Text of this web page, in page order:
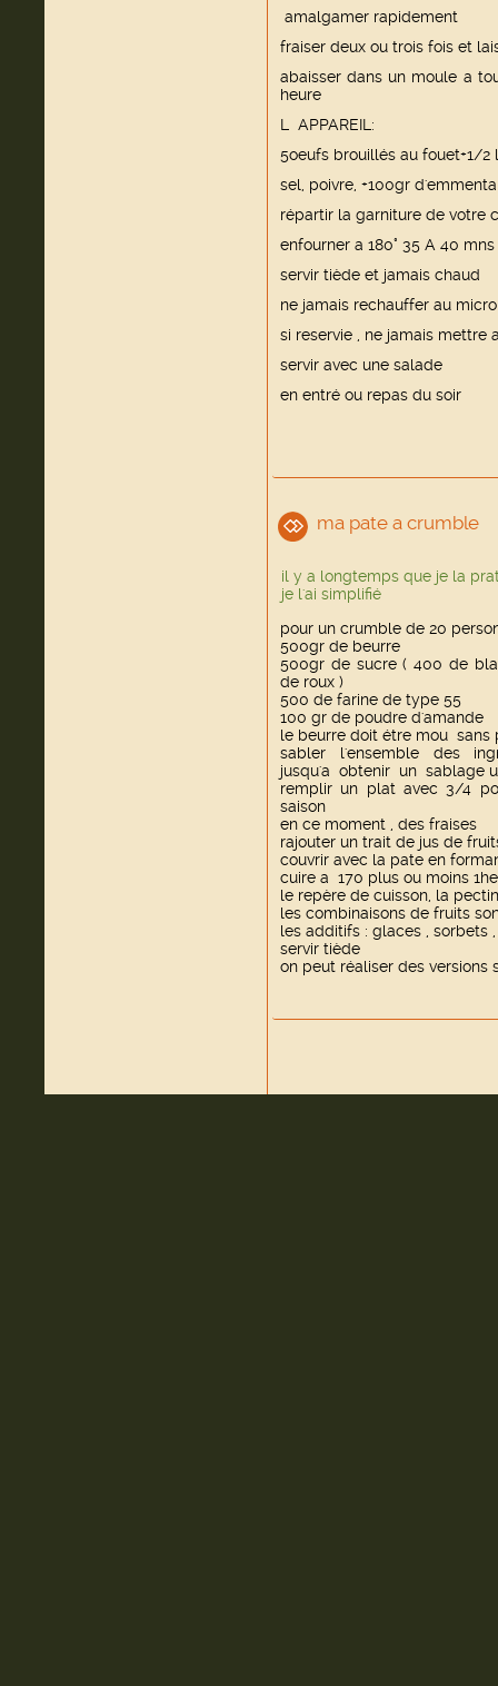
amalgamer rapidement
fraiser deux ou trois fois et
abaisser dans un moule a
heure
L APPAREIL:
5oeufs brouillés au fouet+1/
sel, poivre, +100gr
répartir la garniture de votre
enfourner a 180° 35 A 40
servir tiède et jamais chaud
ne jamais rechauffer au
si reservie , ne jamais mettre
servir avec une salade
en entré ou repas du soir
ma pate a crumble
il y a longtemps que je la
je l'ai simplifié
pour un crumble de 20
500gr de beurre
500gr de sucre ( 400 de
de roux )
500 de farine de type 55
100 gr de poudre d'amande
le beurre doit étre mou sans
sabler l'ensemble des
jusqu'a obtenir un sablage
remplir un plat avec 3/4
saison
en ce moment , des fraises
rajouter un trait de jus de
couvrir avec la pate en
cuire a 170 plus ou moins
le repère de cuisson, la
les combinaisons de fruits
les additifs : glaces , sorbets
servir tiède
on peut réaliser des versions